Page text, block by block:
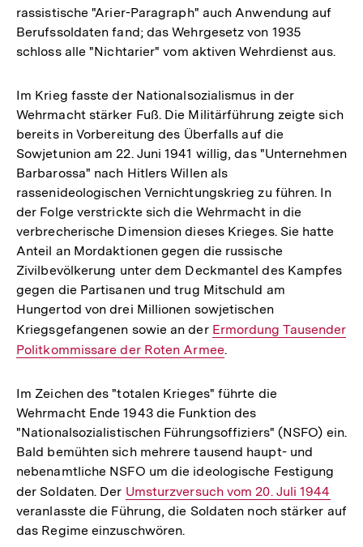
rassistische "Arier-Paragraph" auch Anwendung auf
Berufssoldaten fand; das Wehrgesetz von 1935
schloss alle "Nichtarier" vom aktiven Wehrdienst aus.
Im Krieg fasste der Nationalsozialismus in der
Wehrmacht stärker Fuß. Die Militärführung zeigte sich
bereits in Vorbereitung des Überfalls auf die
Sowjetunion am 22. Juni 1941 willig, das "Unternehmen
Barbarossa" nach Hitlers Willen als
rassenideologischen Vernichtungskrieg zu führen. In
der Folge verstrickte sich die Wehrmacht in die
verbrecherische Dimension dieses Krieges. Sie hatte
Anteil an Mordaktionen gegen die russische
Zivilbevölkerung unter dem Deckmantel des Kampfes
gegen die Partisanen und trug Mitschuld am
Hungertod von drei Millionen sowjetischen
Kriegsgefangenen sowie an der Interner
Link:
Ermordung Tausender
Politkommissare der Roten Armee.
Im Zeichen des "totalen Krieges" führte die
Wehrmacht Ende 1943 die Funktion des
"Nationalsozialistischen Führungsoffiziers" (NSFO) ein.
Bald bemühten sich mehrere tausend haupt- und
nebenamtliche NSFO um die ideologische Festigung
der Soldaten. Der Interner
Link:
Umsturzversuch vom 20. Juli 1944
veranlasste die Führung, die Soldaten noch stärker auf
das Regime einzuschwören.